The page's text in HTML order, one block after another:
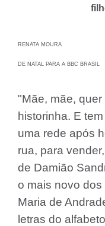
RENATA MOURA
DE NATAL PARA A BBC BRASIL
"Mãe, mãe,
historinha. E
uma rede após
rua, para
de Damião
o mais novo
Maria de
letras do